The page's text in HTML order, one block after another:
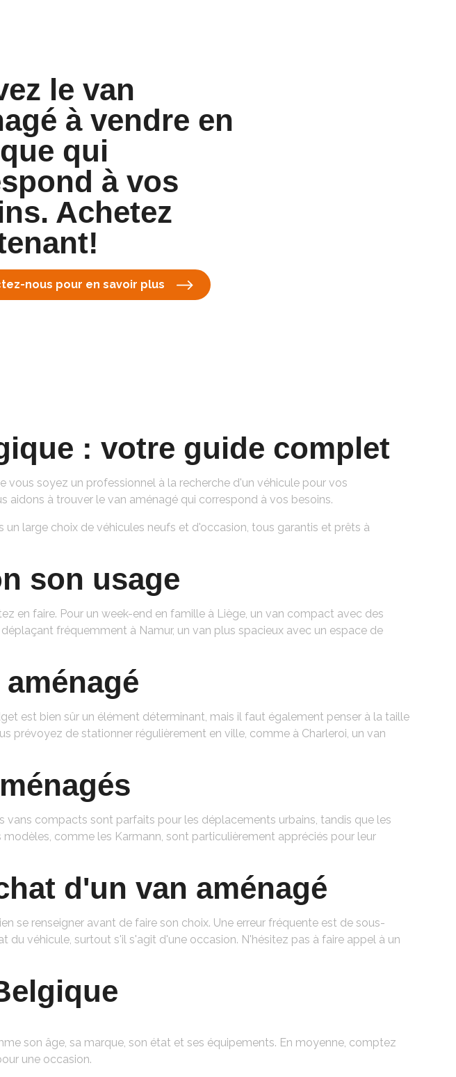
le van
à vendre en
qui
à vos
Achetez
nous pour en savoir plus
: votre guide complet
vous soyez un professionnel à la recherche d'un véhicule pour vos
aidons à trouver le van aménagé qui correspond à vos besoins.
large choix de véhicules neufs et d'occasion, tous garantis et prêts à
son usage
en faire. Pour un week-end en famille à Liège, un van compact avec des
fréquemment à Namur, un van plus spacieux avec un espace de
est bien sûr un élément déterminant, mais il faut également penser à la taille
prévoyez de stationner régulièrement en ville, comme à Charleroi, un van
vans compacts sont parfaits pour les déplacements urbains, tandis que les
comme les Karmann, sont particulièrement appréciés pour leur
d'un van aménagé
se renseigner avant de faire son choix. Une erreur fréquente est de sous-
véhicule, surtout s'il s'agit d'une occasion. N'hésitez pas à faire appel à un
son âge, sa marque, son état et ses équipements. En moyenne, comptez
une occasion.